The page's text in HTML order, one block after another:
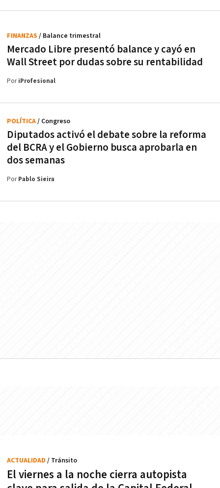
Mercado Libre presentó balance y cayó en
Wall Street por dudas sobre su rentabilidad
FINANZAS / Balance trimestral
PoriProfesional
Diputados activó el debate sobre la reforma
del BCRA y el Gobierno busca aprobarla en
dos semanas
POLÍTICA/ Congreso
PorPablo Sieira
El viernes a la noche cierra autopista
ACTUALIDAD / Tránsito